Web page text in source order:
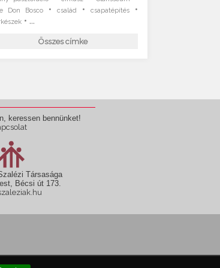
Don Bosco• család •csapatépítés •
• ...
Összes címke
keressen bennünket!
Társasága
Bécsi út 173.